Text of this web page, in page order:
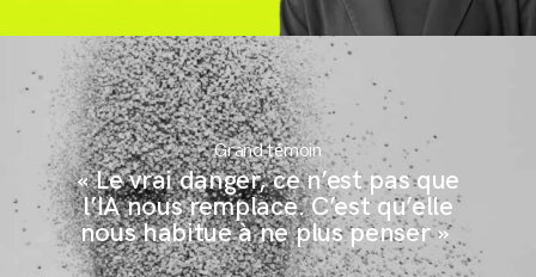
Mentions légales
Grand témoin
« Le vrai danger, ce n’est pas que
l’IA nous remplace. C’est qu’elle
nous habitue à ne plus penser »